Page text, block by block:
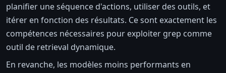
planifier une séquence d'actions, utiliser des outils, et
itérer en fonction des résultats. Ce sont exactement les
compétences nécessaires pour exploiter grep comme
outil de retrieval dynamique.
En revanche, les modèles moins performants en